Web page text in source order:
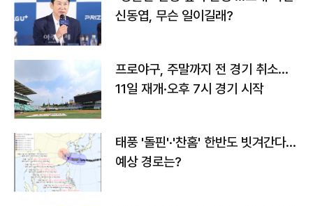
신동엽, 무슨 일이길래?
프로야구, 주말까지 전 경기 취소…
11일 재개·오후 7시 경기 시작
태풍 '돌핀'·'찬홈' 한반도 빗겨간다…
예상 경로는?